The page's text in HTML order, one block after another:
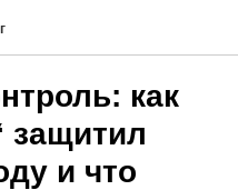
как
защитил
и что